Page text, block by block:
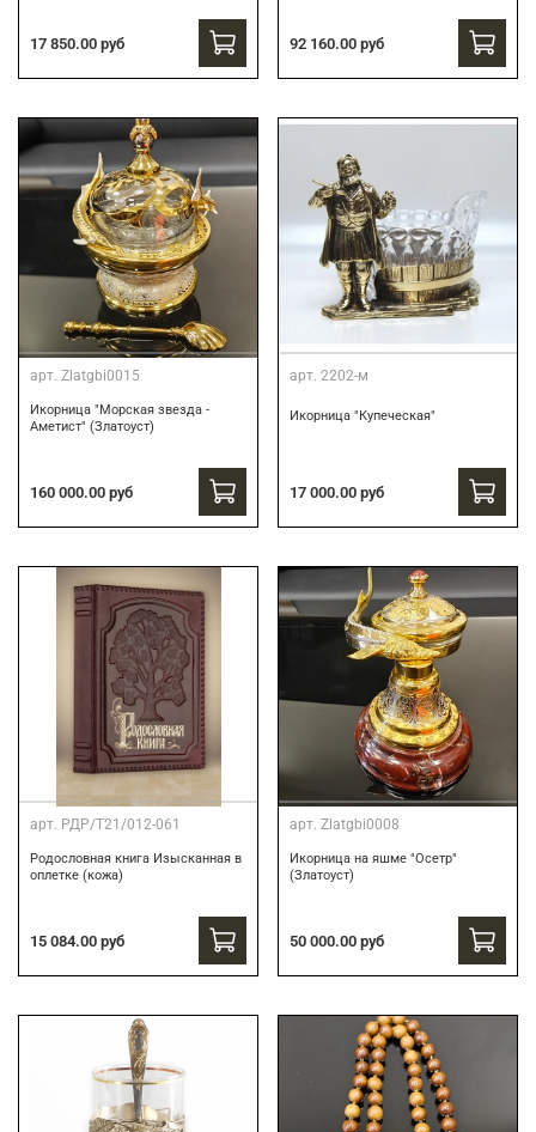
17 850.00 руб 92 160.00 руб
арт. Zlatgbi0015
Икорница "Морская звезда -
Аметист" (Златоуст)
160 000.00 руб
арт. 2202-м
Икорница "Купеческая"
17 000.00 руб
арт. РДР/Т21/012-061
Родословная книга Изысканная в
оплетке (кожа)
15 084.00 руб
арт. Zlatgbi0008
Икорница на яшме "Осетр"
(Златоуст)
50 000.00 руб